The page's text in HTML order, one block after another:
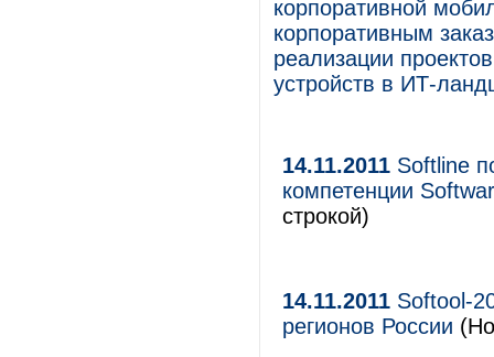
корпоративной
корпоративным
реализации
устройств в ИТ-
14.11.2011 Softline
компетенции
строкой)
14.11.2011 Softool-
регионов России